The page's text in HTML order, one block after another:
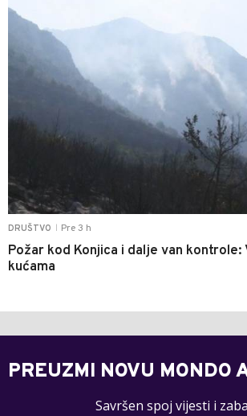
DRUŠTVO Pre 3 h
Požar kod Konjica i dalje van
kućama
PREUZMI NOVU MONDO
Savršen spoj vijesti i